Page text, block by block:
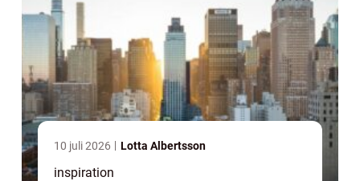
10 juli 2026 Lotta Albertsson
inspiration